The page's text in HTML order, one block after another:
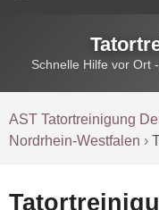
Schnelle Hilfe vor Ort
AST Tatortreinigung
Nordrhein-Westfalen ›